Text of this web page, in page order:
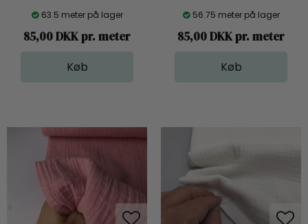
63.5 meter på lager
85,00 DKK pr. meter
56.75 meter på lager
85,00 DKK pr. meter